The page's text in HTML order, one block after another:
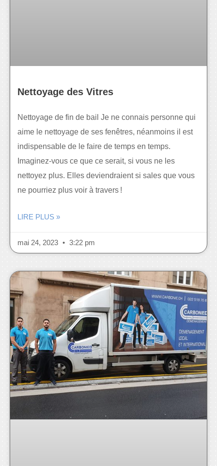
Nettoyage des Vitres
Nettoyage de fin de bail Je ne connais personne qui
aime le nettoyage de ses fenêtres, néanmoins il est
indispensable de le faire de temps en temps.
Imaginez-vous ce que ce serait, si vous ne les
nettoyez plus. Elles deviendraient si sales que vous
ne pourriez plus voir à travers !
LIRE PLUS »
mai 24, 2023 3:22 pm